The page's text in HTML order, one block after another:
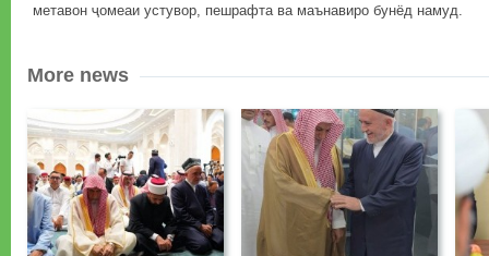
метавон ҷомеаи устувор, пешрафта ва маънавиро бунёд намуд.
More news